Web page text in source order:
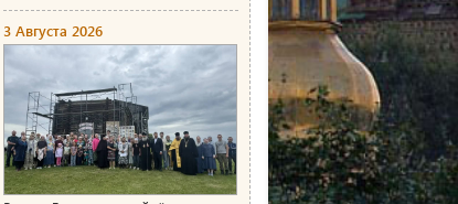
3 Августа 2026